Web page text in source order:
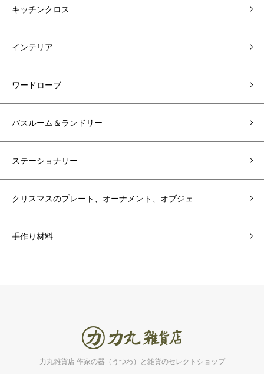
キッチンクロス
インテリア
ワードローブ
バスルーム＆ランドリー
ステーショナリー
クリスマスのプレート、オーナメント、オブジェ
手作り材料
力丸雑貨店 作家の器（うつわ）と雑貨のセレクトショップ